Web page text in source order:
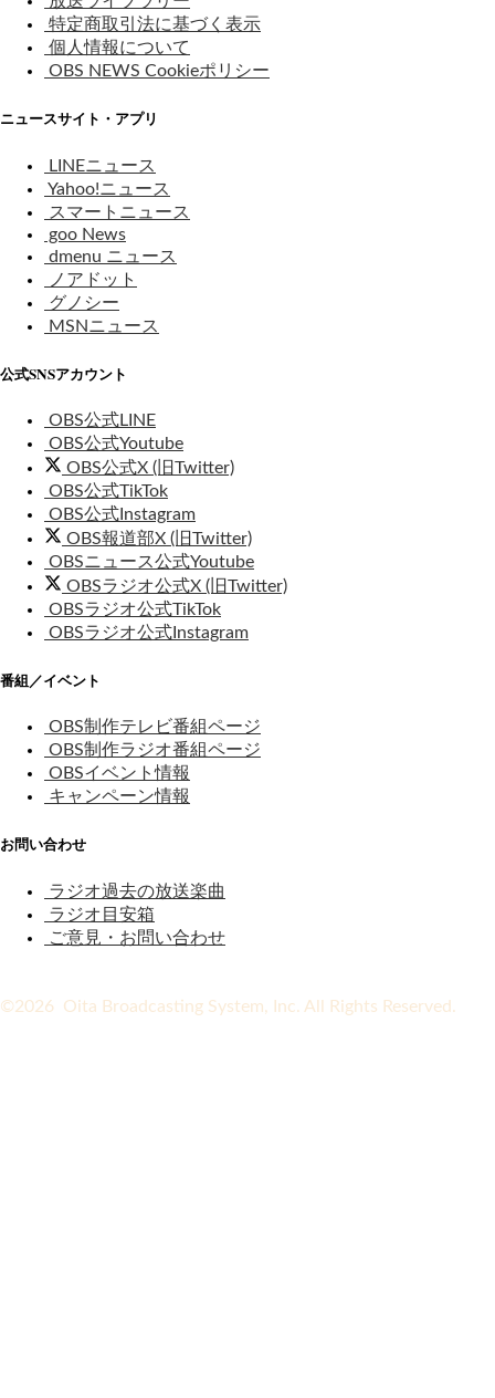
特定商取引法に基づく表示
個人情報について
OBS NEWS Cookieポリシー
ニュースサイト・アプリ
LINEニュース
Yahoo!ニュース
スマートニュース
goo News
dmenu ニュース
ノアドット
グノシー
MSNニュース
公式SNSアカウント
OBS公式LINE
OBS公式Youtube
OBS公式X (旧Twitter)
OBS公式TikTok
OBS公式Instagram
OBS報道部X (旧Twitter)
OBSニュース公式Youtube
OBSラジオ公式X (旧Twitter)
OBSラジオ公式TikTok
OBSラジオ公式Instagram
番組／イベント
OBS制作テレビ番組ページ
OBS制作ラジオ番組ページ
OBSイベント情報
キャンペーン情報
お問い合わせ
ラジオ過去の放送楽曲
ラジオ目安箱
ご意見・お問い合わせ
©2026 Oita Broadcasting System, Inc. All Rights Reserved.